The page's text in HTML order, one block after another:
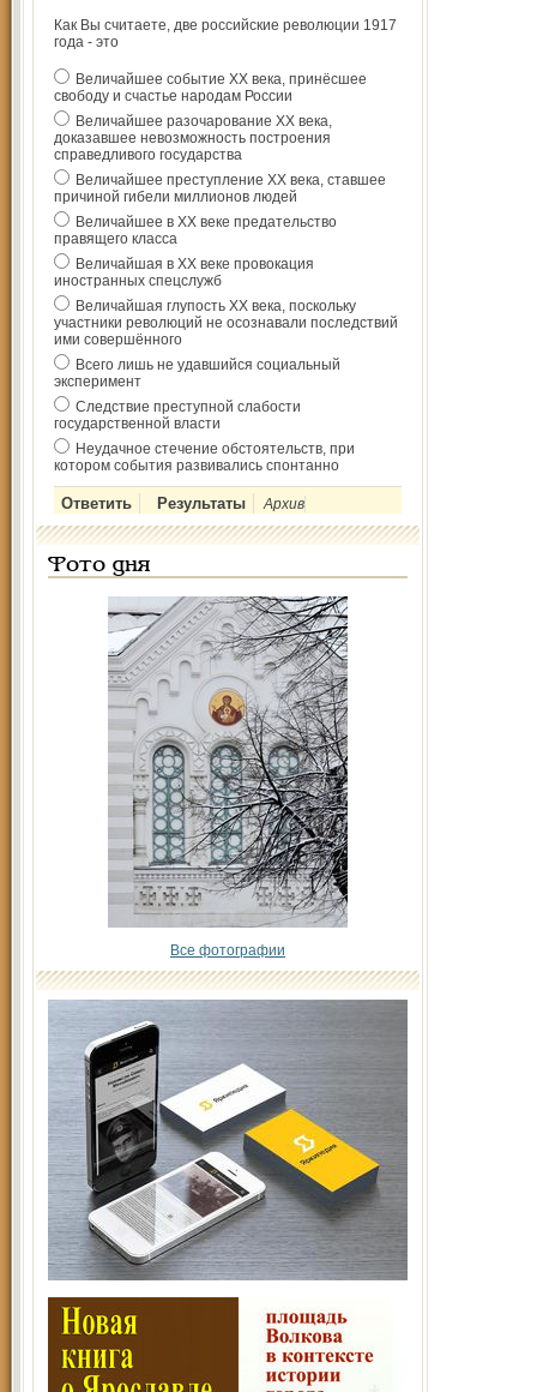
Как Вы считаете, две российские революции 1917
года - это
Величайшее событие ХХ века, принёсшее
свободу и счастье народам России
Величайшее разочарование ХХ века,
доказавшее невозможность построения
справедливого государства
Величайшее преступление ХХ века, ставшее
причиной гибели миллионов людей
Величайшее в ХХ веке предательство
правящего класса
Величайшая в ХХ веке провокация
иностранных спецслужб
Величайшая глупость ХХ века, поскольку
участники революций не осознавали последствий
ими совершённого
Всего лишь не удавшийся социальный
эксперимент
Следствие преступной слабости
государственной власти
Неудачное стечение обстоятельств, при
котором события развивались спонтанно
Архив
Фото дня
Все фотографии